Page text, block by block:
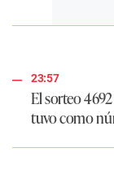
23:57
El sorteo
tuvo como